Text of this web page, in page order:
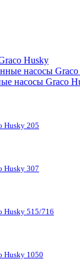
Husky
насосы Graco
Husky 205
Husky 307
Husky 515/716
Husky 1050